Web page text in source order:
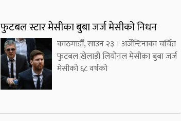
फुटबल स्टार मेसीका बुबा जर्ज मेसीको निधन
काठमाडौँ, साउन २३ । अर्जेन्टिनाका चर्चित
फुटबल खेलाडी लियोनल मेसीका बुबा जर्ज
मेसीको ६८ वर्षको